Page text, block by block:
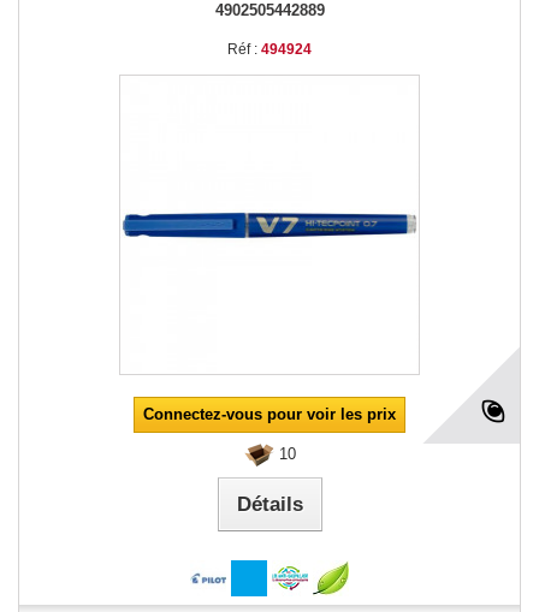
4902505442889
Réf : 494924
Connectez-vous pour voir les prix
10
Détails